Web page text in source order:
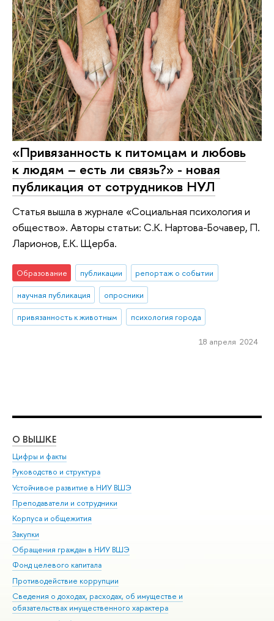
«Привязанность к питомцам и любовь
к людям – есть ли связь?» - новая
публикация от сотрудников НУЛ
Статья вышла в журнале «Социальная психология и
общество». Авторы статьи: С.К. Нартова-Бочавер, П.
Ларионов, Е.К. Щерба.
Образование публикации
репортаж о событии
научная публикация
опросники
привязанность к животным
психология города
18 апреля 2024
О ВЫШКЕ
Цифры и факты
Руководство и структура
Устойчивое развитие в НИУ ВШЭ
Преподаватели и сотрудники
Корпуса и общежития
Закупки
Обращения граждан в НИУ ВШЭ
Фонд целевого капитала
Противодействие коррупции
Сведения о доходах, расходах, об имуществе и
обязательствах имущественного характера